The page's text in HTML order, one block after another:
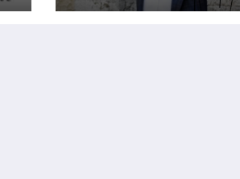
Hrvatima ritualno